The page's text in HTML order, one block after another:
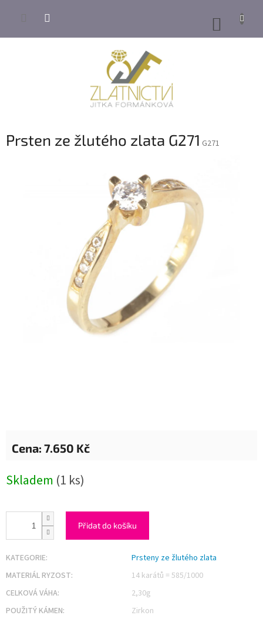
KOŠÍK
Prsten ze žlutého zlata G271 G271
7.650 Kč
cena:
Skladem (1 ks)
Přidat do košíku
KATEGORIE:
Prsteny ze žlutého zlata
MATERIÁL RYZOST:
14 karátů = 585/1000
CELKOVÁ VÁHA:
2,30g
POUŽITÝ KÁMEN:
Zirkon